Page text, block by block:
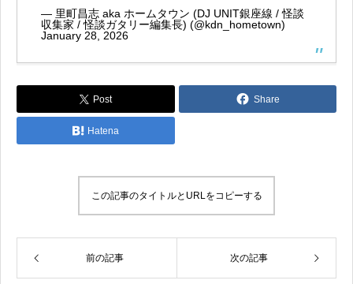
— 里町昌志 aka ホームタウン (DJ UNIT銀座線 / 怪談
収集家 / 怪談ガタリー編集長) (@kdn_hometown)
January 28, 2026
Post Share
Hatena
この記事のタイトルとURLをコピーする
前の記事 次の記事